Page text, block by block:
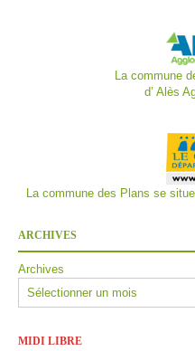
La commune
d’ Alès
La commune des Plans se
ARCHIVES
Archives
MIDI LIBRE